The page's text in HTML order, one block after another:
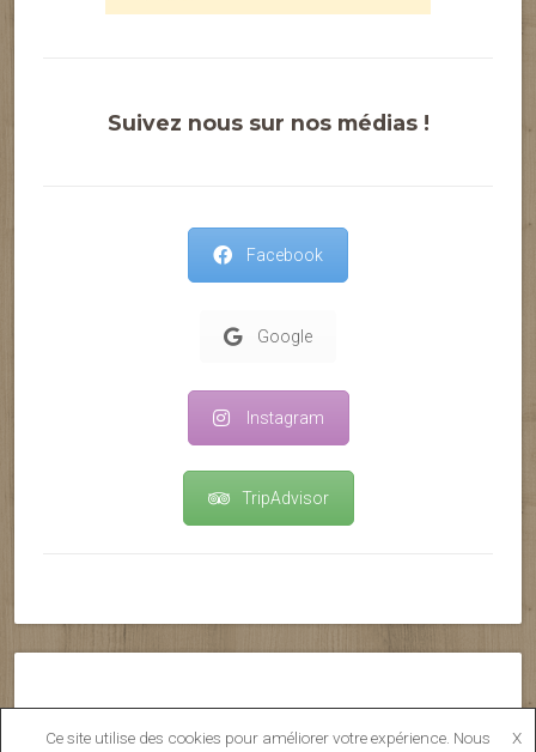
Suivez nous sur nos médias !
Facebook
Google
Instagram
TripAdvisor
Ce site utilise des cookies pour améliorer votre expérience. Nous X